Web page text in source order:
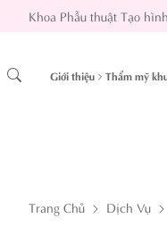
Khoa Phẫu thuật Tạo
Giới thiệu Thẩm mỹ
Trang Chủ Dịch Vụ